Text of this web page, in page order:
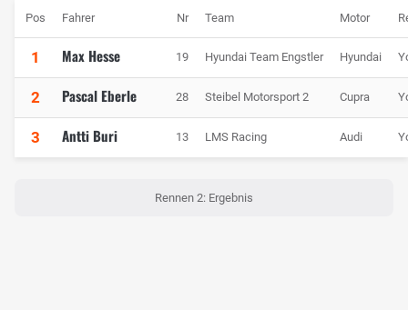
Pos Fahrer Nr Team Motor
1 Max Hesse 19 Hyundai Team Engstler Hyundai
2 Pascal Eberle 28 Steibel Motorsport 2 Cupra
3 Antti Buri 13 LMS Racing Audi
Rennen 2: Ergebnis